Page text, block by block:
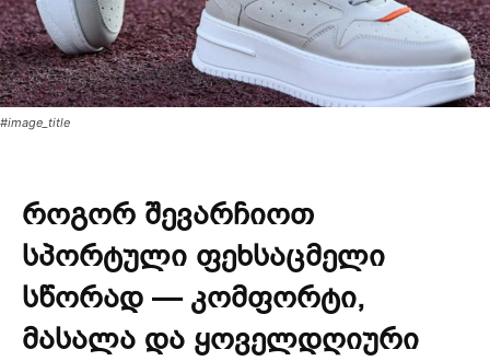
#image_title
როგორ შევარჩიოთ
სპორტული ფეხსაცმელი
სწორად — კომფორტი,
მასალა და ყოველდღიური